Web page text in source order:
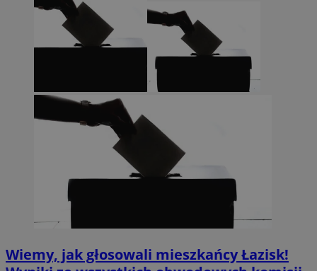
Wiemy, jak głosowali mieszkańcy Łazisk!